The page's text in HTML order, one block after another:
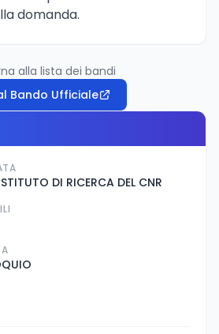
domanda.
alla lista dei bandi
Bando Ufficiale
DI RICERCA DEL CNR